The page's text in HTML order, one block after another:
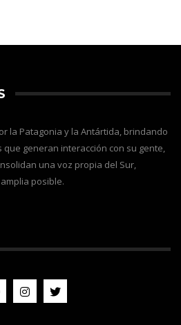
la Patagonia y la Antártida, brindando
generan interacción con su gente,
una voz propia del Sur,
posible.